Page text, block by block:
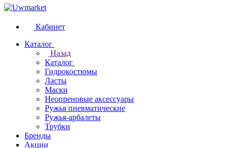
Кабинет
Каталог
Назад
Каталог
Гидрокостюмы
Ласты
Маски
Неопреновые аксессуары
Ружья пневматические
Ружья-арбалеты
Трубки
Бренды
Акции